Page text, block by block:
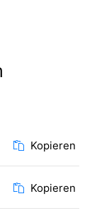
Kopieren
Kopieren